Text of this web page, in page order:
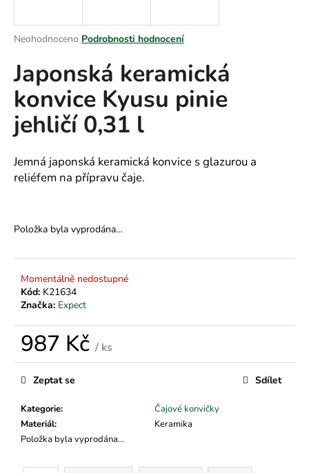
Průměrné
produktu
je
0,0
z
5
hvězdiček.
Neohodnoceno Podrobnosti hodnocení
Japonská keramická
konvice Kyusu pinie
jehličí 0,31 l
Jemná japonská keramická konvice s glazurou a
reliéfem na přípravu čaje.
Položka byla vyprodána…
Momentálně nedostupné
Kód: K21634
Značka: Expect
987 Kč / ks
Měrná
cena:
Kategorie:
Čajové konvičky
Materiál:
Keramika
Položka byla vyprodána…
Zeptat se Sdílet
j
t
?
HLEDAT
o
u
u